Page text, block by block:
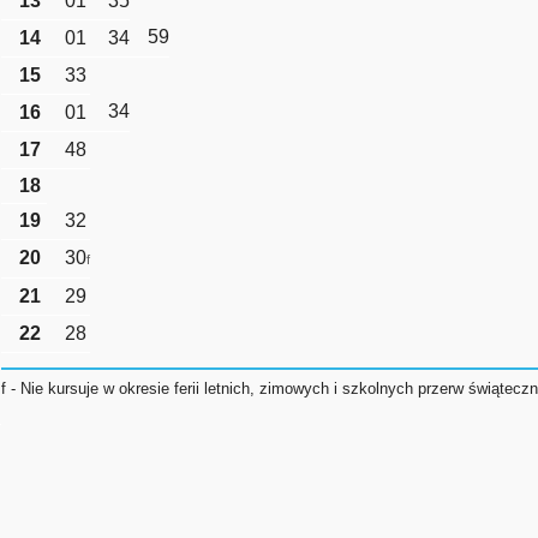
14
01 34
59
15
33
16
01
34
17
48
18
19
32
20
30f
21
29
22
28
f - Nie kursuje w okresie ferii letnich, zimowych i szkolnych przerw